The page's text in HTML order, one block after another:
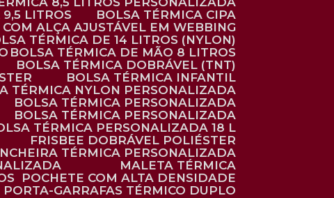
9,5 LITROS
BOLSA TÉRMICA CIPA
COM ALÇA AJUSTÁVEL EM WEBBING
TÉRMICA DE 14 LITROS (NYLON)
BOLSA TÉRMICA DE MÃO 8 LITROS
BOLSA TÉRMICA DOBRÁVEL (TNT)
BOLSA TÉRMICA INFANTIL
TÉRMICA NYLON PERSONALIZADA
BOLSA TÉRMICA PERSONALIZADA
BOLSA TÉRMICA PERSONALIZADA
TÉRMICA PERSONALIZADA 18 L
FRISBEE DOBRÁVEL POLIÉSTER
TÉRMICA PERSONALIZADA
MALETA TÉRMICA
POCHETE COM ALTA DENSIDADE
PORTA-GARRAFAS TÉRMICO DUPLO